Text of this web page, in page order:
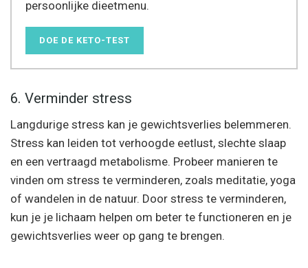
persoonlijke dieetmenu.
DOE DE KETO-TEST
6. Verminder stress
Langdurige stress kan je gewichtsverlies belemmeren.
Stress kan leiden tot verhoogde eetlust, slechte slaap
en een vertraagd metabolisme. Probeer manieren te
vinden om stress te verminderen, zoals meditatie, yoga
of wandelen in de natuur. Door stress te verminderen,
kun je je lichaam helpen om beter te functioneren en je
gewichtsverlies weer op gang te brengen.